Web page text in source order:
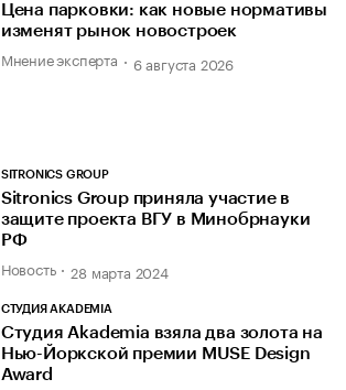
Цена парковки: как новые нормативы
изменят рынок новостроек
Мнение эксперта 6 августа 2026
SITRONICS GROUP
Sitronics Group приняла участие в
защите проекта ВГУ в Минобрнауки
РФ
Новость 28 марта 2024
СТУДИЯ AKADEMIA
Студия Akademia взяла два золота на
Нью-Йоркской премии MUSE Design
Award